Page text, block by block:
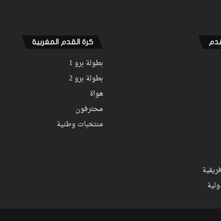
كرة القدم المغربية
بطولة برو 1
بطولة برو 2
هواة
محترفون
منتخبات وطنية